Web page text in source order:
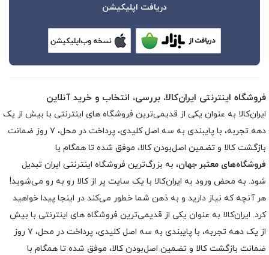
دریافت اپلیکیشن
فروشگاه اینترنتی ایران‌کالا، بررسی، انتخاب و خرید آنلاین
ایران‌کالا به عنوان یکی از قدیمی‌ترین فروشگاه های اینترنتی با بیش از یک
دهه تجربه، با پایبندی به سه اصل کلیدی، پرداخت در محل، ۷ روز ضمانت
بازگشت کالا و تضمین اصل‌بودن کالا، موفق شده تا همگام با
فروشگاه‌های معتبر جهان، به بزرگ‌ترین فروشگاه اینترنتی ایران تبدیل
شود. به محض ورود به ایران‌کالا با یک سایت پر از کالا رو به رو می‌شوید!
هر آنچه که نیاز دارید و به ذهن شما خطور می‌کند در اینجا پیدا خواهید
کرد. ایران‌کالا به عنوان یکی از قدیمی‌ترین فروشگاه های اینترنتی با بیش
از یک دهه تجربه، با پایبندی به سه اصل کلیدی، پرداخت در محل، ۷ روز
ضمانت بازگشت کالا و تضمین اصل‌بودن کالا، موفق شده تا همگام با